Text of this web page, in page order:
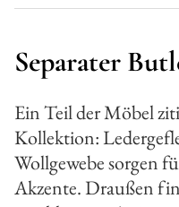
Separater
Ein Teil der Möbel
Kollektion:
Wollgewebe sorgen
Akzente. Draußen